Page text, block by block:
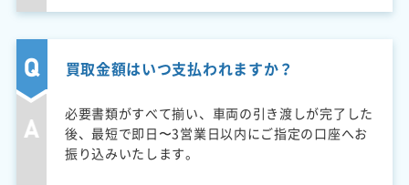
買取金額はいつ支払われますか？
必要書類がすべて揃い、車両の引き渡しが完了した
後、最短で即日〜3営業日以内にご指定の口座へお
振り込みいたします。